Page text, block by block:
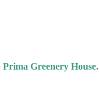
Greenery House.